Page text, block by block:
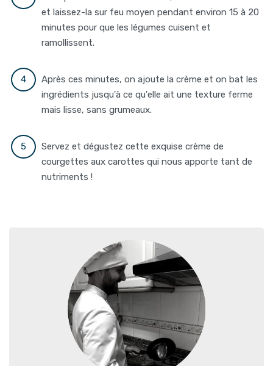
et laissez-la sur feu moyen pendant environ 15 à 20
minutes pour que les légumes cuisent et
ramollissent.
Après ces minutes, on ajoute la crème et on bat les
ingrédients jusqu'à ce qu'elle ait une texture ferme
mais lisse, sans grumeaux.
Servez et dégustez cette exquise crème de
courgettes aux carottes qui nous apporte tant de
nutriments !